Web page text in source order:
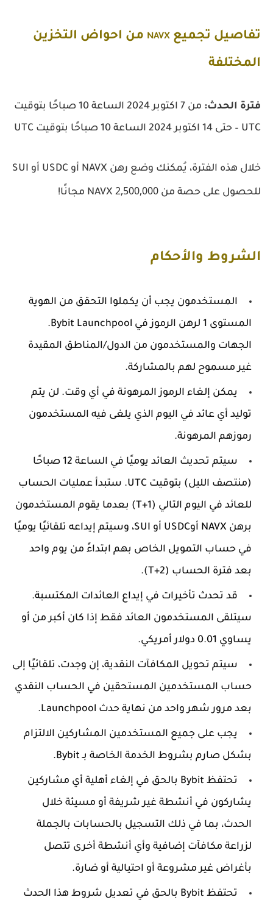
تفاصيل تجميع NAVX من احواض التخزين
المختلفة
فترة الحدث:
من 7 اكتوبر 2024 الساعة 10 صباحًا بتوقيت
UTC – حتى 14 اكتوبر 2024 الساعة 10 صباحًا بتوقيت UTC
خلال هذه الفترة، يُمكنك وضع رهن NAVX أو USDC أو SUI
للحصول على حصة من 2,500,000
الشروط والأحكام
المستخدمون يجب أن يكملوا التحقق من الهوية
المستوى 1 لرهن الرموز في Bybit Launchpool.
الجهات والمستخدمون من الدول/المناطق المقيدة
غير مسموح لهم بالمشاركة.
يمكن إلغاء الرموز المرهونة في أي وقت. لن يتم
توليد أي عائد في اليوم الذي يلغى فيه المستخدمون
رموزهم المرهونة.
سيتم تحديث العائد يوميًا في الساعة 12 صباحًا
(منتصف الليل) بتوقيت UTC. ستبدأ عمليات الحساب
للعائد في اليوم التالي (T+1) بعدما يقوم المستخدمون
برهن NAVX
أوUSDC أو SUI، وسيتم إيداعه تلقائيًا يوميًا
في حساب التمويل الخاص بهم ابتداءً من يوم واحد
بعد فترة الحساب (T+2).
قد تحدث تأخيرات في إيداع العائدات المكتسبة.
سيتلقى المستخدمون العائد فقط إذا كان أكبر من أو
يساوي 0.01 دولار أمريكي.
سيتم تحويل المكافآت النقدية، إن وجدت، تلقائيًا إلى
حساب المستخدمين المستحقين في الحساب النقدي
بعد مرور شهر واحد من نهاية حدث Launchpool.
يجب على جميع المستخدمين المشاركين الالتزام
بشكل صارم بشروط الخدمة الخاصة بـ Bybit.
تحتفظ Bybit بالحق في إلغاء أهلية أي مشاركين
يشاركون في أنشطة غير شريفة أو مسيئة خلال
الحدث، بما في ذلك التسجيل بالحسابات بالجملة
لزراعة مكافآت إضافية وأي أنشطة أخرى تتصل
بأغراض غير مشروعة أو احتيالية أو ضارة.
تحتفظ Bybit بالحق في تعديل شروط هذا الحدث